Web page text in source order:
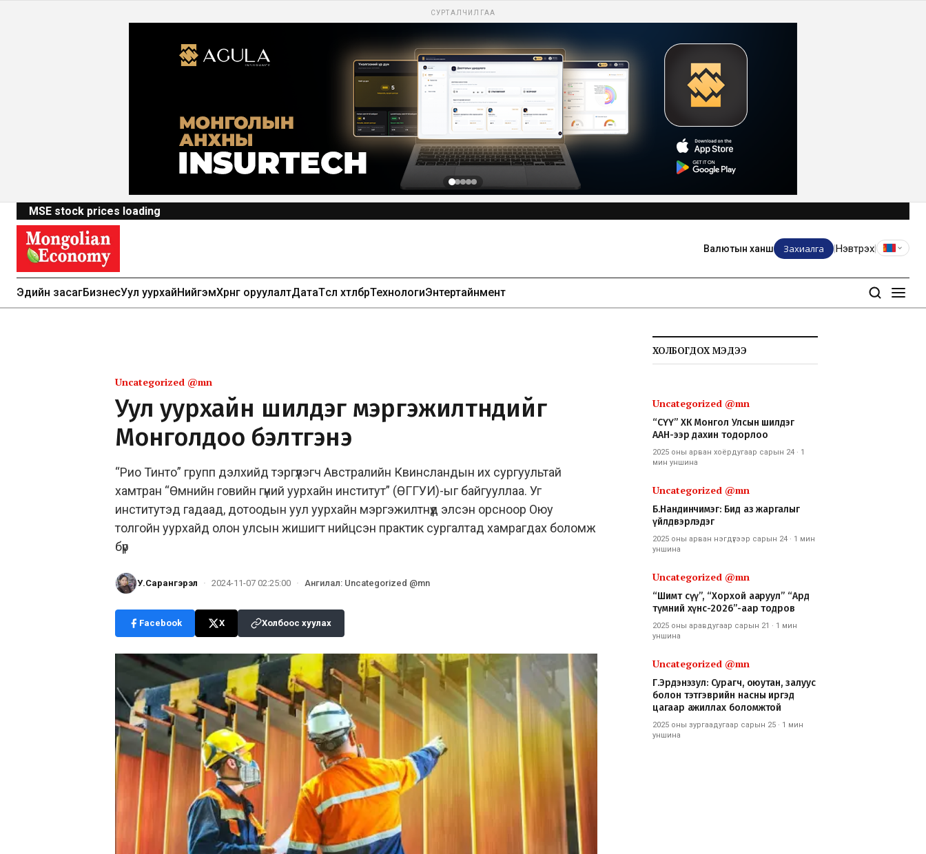
СУРТАЛЧИЛГАА
MSE stock prices loading
Валютын ханш Захиалга Нэвтрэх
Эдийн засагБизнесУул уурхайНийгэмХөрөнгө оруулалтДатаТөсөл хөтөлбөрТехнологиЭнтертайнмент
Uncategorized @mn
Уул уурхайн шилдэг мэргэжилтнүүдийг
Монголдоо бэлтгэнэ
“Рио Тинто” групп дэлхийд тэргүүлэгч Австралийн Квинсландын их сургуультай
хамтран “Өмнийн говийн гүний уурхайн институт” (ӨГГУИ)-ыг байгууллаа. Уг
институтэд гадаад, дотоодын уул уурхайн мэргэжилтнүүд элсэн орсноор Оюу
толгойн уурхайд олон улсын жишигт нийцсэн практик сургалтад хамрагдах боломж
бүр
У.Сарангэрэл · 2024-11-07 02:25:00 · Ангилал: Uncategorized @mn
Facebook X Холбоос хуулах
ХОЛБОГДОХ МЭДЭЭ
Uncategorized @mn
“СҮҮ” ХК Монгол Улсын шилдэг
ААН-ээр дахин тодорлоо
2025 оны арван хоёрдугаар сарын 24 · 1
мин уншина
Uncategorized @mn
Б.Нандинчимэг: Бид аз жаргалыг
үйлдвэрлэдэг
2025 оны арван нэгдүгээр сарын 24 · 1 мин
уншина
Uncategorized @mn
“Шимт сүү”, “Хорхой ааруул” “Ард
түмний хүнс-2026”-аар тодров
2025 оны аравдугаар сарын 21 · 1 мин
уншина
Uncategorized @mn
Г.Эрдэнэзул: Сурагч, оюутан, залуус
болон тэтгэврийн насны иргэд
цагаар ажиллах боломжтой
2025 оны зургаадугаар сарын 25 · 1 мин
уншина